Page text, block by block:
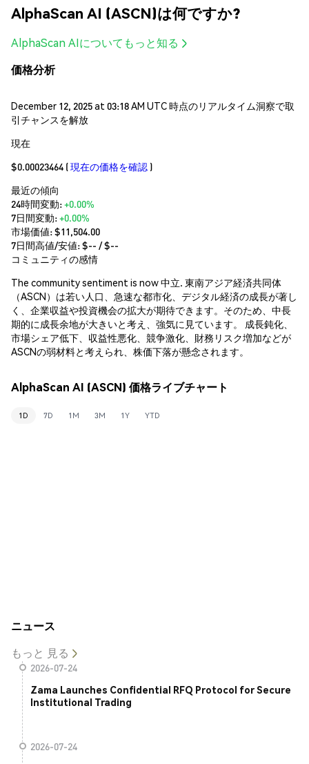
AlphaScan AI (ASCN)は何ですか?
AlphaScan AIについてもっと知る
価格分析
December 12, 2025 at 03:18 AM UTC 時点のリアルタイム洞察で取
引チャンスを解放
現在
$0.00023464 (現在の価格を確認 )
最近の傾向
24時間変動:+0.00%
7日間変動:+0.00%
市場価値:$11,504.00
7日間高値/安値: $-- / $--
コミュニティの感情
The community sentiment is now 中立. 東南アジア経済共同体
（ASCN）は若い人口、急速な都市化、デジタル経済の成長が著し
く、企業収益や投資機会の拡大が期待できます。そのため、中長
期的に成長余地が大きいと考え、強気に見ています。 成長鈍化、
市場シェア低下、収益性悪化、競争激化、財務リスク増加などが
ASCNの弱材料と考えられ、株価下落が懸念されます。
AlphaScan AI (ASCN) 価格ライブチャート
1D 7D 1M 3M 1Y YTD
ニュース
もっと 見る
2026-07-24
Zama Launches Confidential RFQ Protocol for Secure
Institutional Trading
2026-07-24